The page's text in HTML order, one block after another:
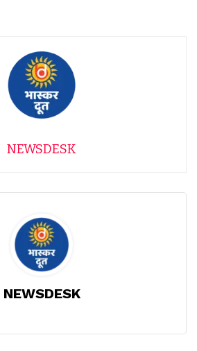
NEWSDESK
NEWSDESK